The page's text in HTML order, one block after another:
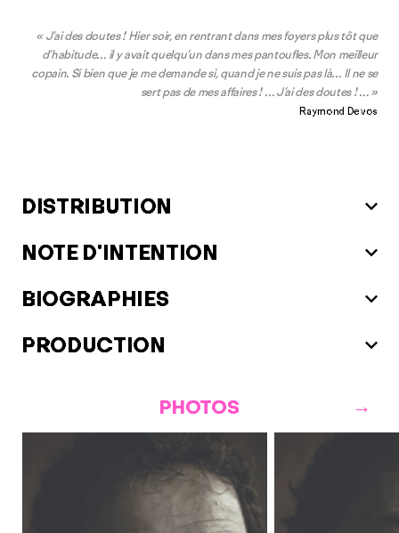
« J’ai des doutes ! Hier soir, en rentrant dans mes foyers plus tôt que
d’habitude… il y avait quelqu’un dans mes pantoufles. Mon meilleur
copain. Si bien que je me demande si, quand je ne suis pas là… Il ne se
sert pas de mes affaires ! … J’ai des doutes ! … »
Raymond Devos
DISTRIBUTION
NOTE D'INTENTION
BIOGRAPHIES
PRODUCTION
PHOTOS